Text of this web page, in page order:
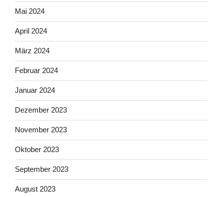
Mai 2024
April 2024
März 2024
Februar 2024
Januar 2024
Dezember 2023
November 2023
Oktober 2023
September 2023
August 2023